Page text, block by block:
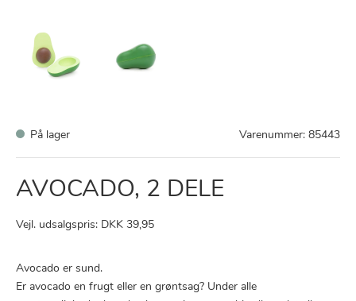
På lager Varenummer: 85443
AVOCADO, 2 DELE
Vejl. udsalgspris: DKK 39,95
Avocado er sund.
Er avocado en frugt eller en grøntsag? Under alle